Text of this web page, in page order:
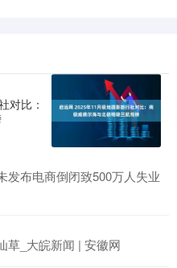
对比：
发布电商倒闭致500万人失业
草_大皖新闻 | 安徽网